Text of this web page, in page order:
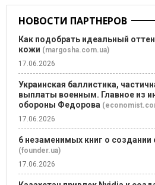
НОВОСТИ ПАРТНЕРОВ
Как подобрать идеальный
кожи (margosha.com.ua)
17.06.2026
Украинская баллистика,
выплаты военным. Главное из
обороны Федорова
17.06.2026
6 незаменимых книг о создании
(founder.ua)
17.06.2026